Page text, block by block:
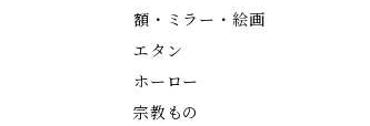
額・ミラー・絵画
エタン
ホーロー
宗教もの